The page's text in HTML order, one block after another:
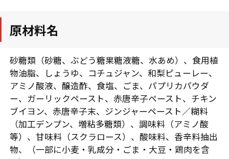
原材料名
砂糖類（砂糖、ぶどう糖果糖液糖、水あめ）、食用植
物油脂、しょうゆ、コチュジャン、和梨ピューレー、
アミノ酸液、醸造酢、食塩、ごま、パプリカパウダ
ー、ガーリックペースト、赤唐辛子ペースト、チキン
ブイヨン、赤唐辛子末、ジンジャーペースト／糊料
（加工デンプン、増粘多糖類）、調味料（アミノ酸
等）、甘味料（スクラロース）、酸味料、香辛料抽出
物、（一部に小麦・乳成分・ごま・大豆・鶏肉を含